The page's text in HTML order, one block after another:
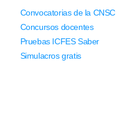
Convocatorias de la CNSC
Concursos docentes
Pruebas ICFES Saber
Simulacros gratis